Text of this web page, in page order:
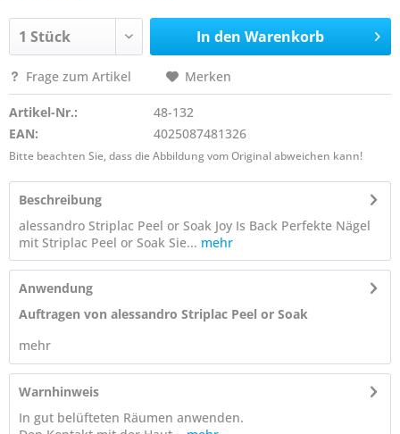
In den Warenkorb
Frage zum Artikel Merken
Artikel-Nr.:
48-132
EAN:
4025087481326
Bitte beachten Sie, dass die Abbildung vom Original abweichen kann!
Beschreibung
alessandro Striplac Peel or Soak Joy Is Back Perfekte Nägel
mit Striplac Peel or Soak Sie... mehr
Anwendung
Auftragen von alessandro Striplac Peel or Soak
mehr
Warnhinweis
In gut belüfteten Räumen anwenden.